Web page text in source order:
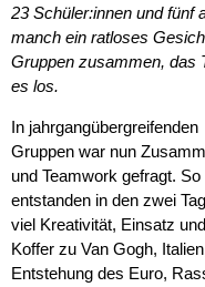
23 Schüler:innen und fünf
manch ein ratloses
Gruppen zusammen, das
es los.
In jahrgangübergreifenden
Gruppen war nun
und Teamwork gefragt. So
entstanden in den zwei
viel Kreativität, Einsatz
Koffer zu Van Gogh,
Entstehung des Euro,